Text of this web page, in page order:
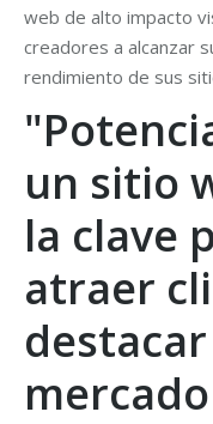
web de alto impacto
creadores a alcanzar
rendimiento de sus
un sitio
la clave
atraer